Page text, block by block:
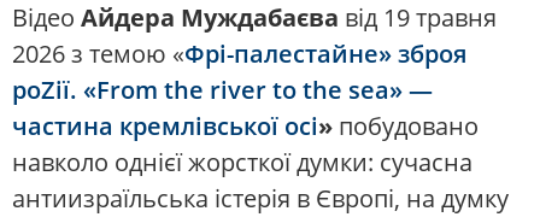
Відео Айдера Муждабаєва від 19 травня
2026 з темою «Фрі-палестайне» зброя
роZії. «From the river to the sea» —
частина кремлівської осі» побудовано
навколо однієї жорсткої думки: сучасна
антиизраїльська істерія в Європі, на думку